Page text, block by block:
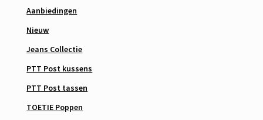
Aanbiedingen
Nieuw
Jeans Collectie
PTT Post kussens
PTT Post tassen
TOETIE Poppen